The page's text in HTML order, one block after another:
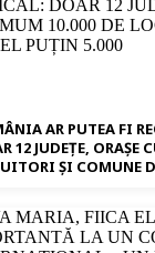
AR PUTEA FI
12 JUDEȚE,
ȘI COMUNE